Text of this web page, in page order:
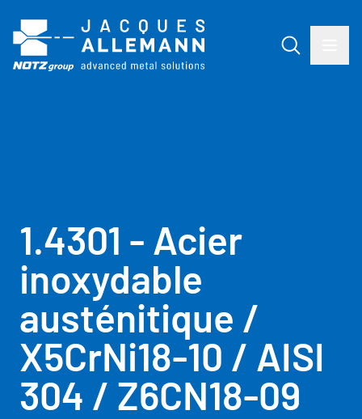
1.4301 - Acier
inoxydable
austénitique /
X5CrNi18-10 / AISI
304 / Z6CN18-09